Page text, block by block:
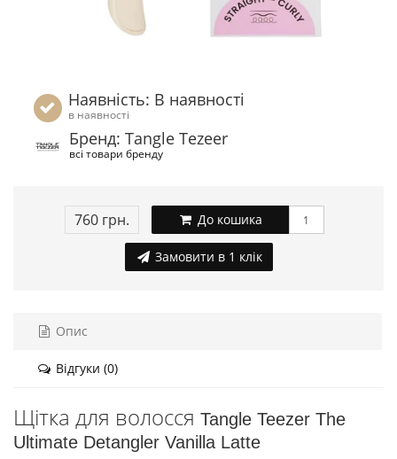
Наявність: В наявності
в наявності
Бренд: Tangle Tezeer
всі товари бренду
760 грн. До кошика
Замовити в 1 клік
Опис
Відгуки (0)
Щітка для волосся Tangle Teezer The
Ultimate Detangler Vanilla Latte